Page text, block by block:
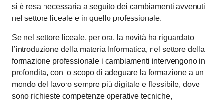
si è resa necessaria a seguito dei cambiamenti avvenuti
nel settore liceale e in quello professionale.
Se nel settore liceale, per ora, la novità ha riguardato
l’introduzione della materia Informatica, nel settore della
formazione professionale i cambiamenti intervengono in
profondità, con lo scopo di adeguare la formazione a un
mondo del lavoro sempre più digitale e flessibile, dove
sono richieste competenze operative tecniche,